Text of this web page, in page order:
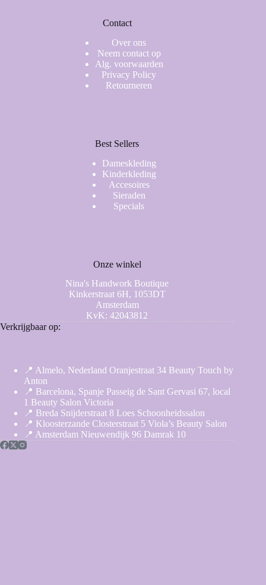
Contact
Over ons
Neem contact op
Alg. voorwaarden
Privacy Policy
Retourneren
Best Sellers
Dameskleding
Kinderkleding
Accesoires
Sieraden
Specials
Onze winkel
Nina's Handwork Boutique
Kinkerstraat 6H, 1053DT
Amsterdam
KvK: 42043812
Verkrijgbaar op:
📍 Almelo, Nederland Oranjestraat 34 Beauty Touch by
Anton
📍 Barcelona, Spanje Passeig de Sant Gervasi 67, local
1 Beauty Salon Victoria
📍 Breda Snijderstraat 8 Loes Schoonheidssalon
📍 Kloosterzande Closterstraat 5 Viola’s Beauty Salon
📍 Amsterdam Nieuwendijk 96 Damrak 10